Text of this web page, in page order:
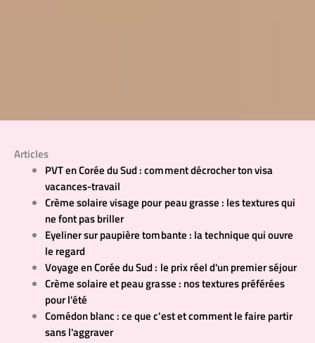
Articles
PVT en Corée du Sud : comment décrocher ton visa
vacances-travail
Crème solaire visage pour peau grasse : les textures qui
ne font pas briller
Eyeliner sur paupière tombante : la technique qui ouvre
le regard
Voyage en Corée du Sud : le prix réel d'un premier séjour
Crème solaire et peau grasse : nos textures préférées
pour l'été
Comédon blanc : ce que c'est et comment le faire partir
sans l'aggraver